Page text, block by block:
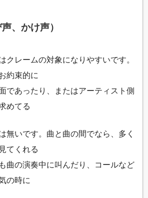
、かけ声）
クレームの対象になりやすいです。
約束的に
であったり、またはアーティスト側
めてる
無いです。曲と曲の間でなら、多く
てくれる
曲の演奏中に叫んだり、コールなど
の時に